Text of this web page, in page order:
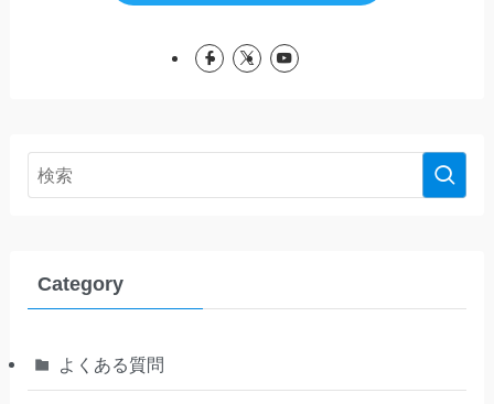
Category
よくある質問